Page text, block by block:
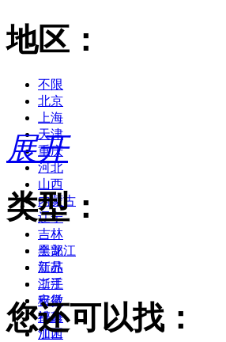
地区：
不限
北京
上海
天津
重庆
河北
山西
内蒙古
辽宁
吉林
黑龙江
江苏
浙江
安徽
福建
江西
展开
类型：
全部
新品
二手
租赁
维修
加工
您还可以找：